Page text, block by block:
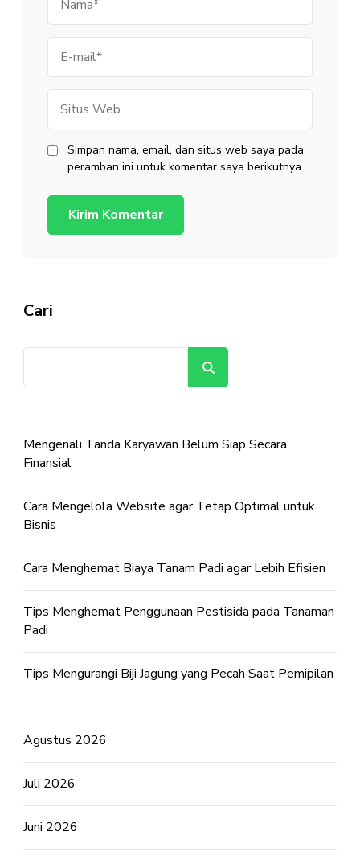
mail
Web
Simpan nama, email, dan situs web saya pada
peramban ini untuk komentar saya berikutnya.
Cari
Mengenali Tanda Karyawan Belum Siap Secara
Finansial
Cara Mengelola Website agar Tetap Optimal untuk
Bisnis
Cara Menghemat Biaya Tanam Padi agar Lebih Efisien
Tips Menghemat Penggunaan Pestisida pada Tanaman
Padi
Tips Mengurangi Biji Jagung yang Pecah Saat Pemipilan
Agustus 2026
Juli 2026
Juni 2026